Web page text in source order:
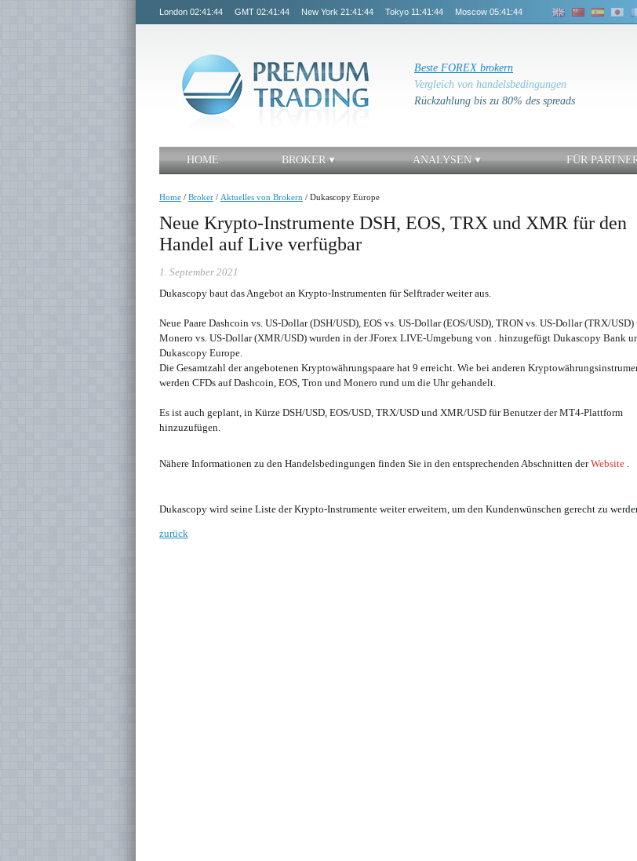
London 02:41:44 GMT 02:41:44 New York 21:41:44 Tokyo 11:41:44 Moscow 05:41:44
Beste FOREX brokern
Vergleich von handelsbedingungen
Rückzahlung bis zu 80% des spreads
HOME BROKER ANALYSEN FÜR
Home / Broker / Aktuelles von Brokern / Dukascopy Europe
Neue Krypto-Instrumente DSH, EOS, TRX und XMR für den
Handel auf Live verfügbar
1. September 2021
Dukascopy baut das Angebot an Krypto-Instrumenten für Selftrader weiter aus.
Neue Paare Dashcoin vs. US-Dollar (DSH/USD), EOS vs. US-Dollar (EOS/USD), TRON vs. US-Dollar (TRX/USD)
Monero vs. US-Dollar (XMR/USD) wurden in der JForex LIVE-Umgebung von . hinzugefügt Dukascopy Bank
Dukascopy Europe.
Die Gesamtzahl der angebotenen Kryptowährungspaare hat 9 erreicht. Wie bei anderen
werden CFDs auf Dashcoin, EOS, Tron und Monero rund um die Uhr gehandelt.
Es ist auch geplant, in Kürze DSH/USD, EOS/USD, TRX/USD und XMR/USD für Benutzer der MT4-Plattform
hinzuzufügen.
Nähere Informationen zu den Handelsbedingungen finden Sie in den entsprechenden Abschnitten derWebsite .
Dukascopy wird seine Liste der Krypto-Instrumente weiter erweitern, um den Kundenwünschen gerecht zu
zurück